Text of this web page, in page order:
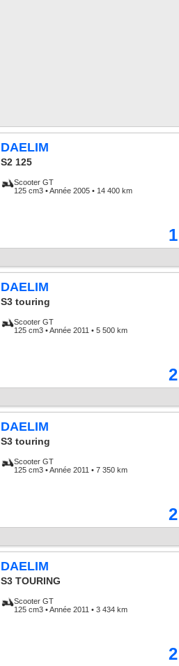
DAELIM
S2 125
Scooter GT
125 cm3 • Année 2005 • 14 400 km
DAELIM
S3 touring
Scooter GT
125 cm3 • Année 2011 • 5 500 km
DAELIM
S3 touring
Scooter GT
125 cm3 • Année 2011 • 7 350 km
DAELIM
S3 TOURING
Scooter GT
125 cm3 • Année 2011 • 3 434 km